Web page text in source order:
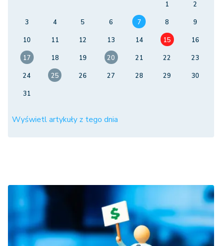
1
2
3
4 5 6 7 8
9
10
11 12 13 14 15
16
17
18 19 20 21 22
23
24
25 26 27 28 29
30
31
Wyświetl artykuły z tego dnia